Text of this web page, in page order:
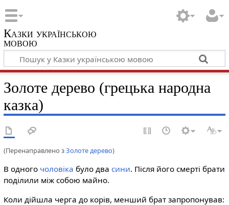
Казки українською
мовою
Золоте дерево (грецька народна
казка)
(Перенаправлено зЗолоте дерево)
В одного чоловіка було два сини. Після його смерті брати
поділили між собою майно.
Коли дійшла черга до корів, менший брат запропонував: